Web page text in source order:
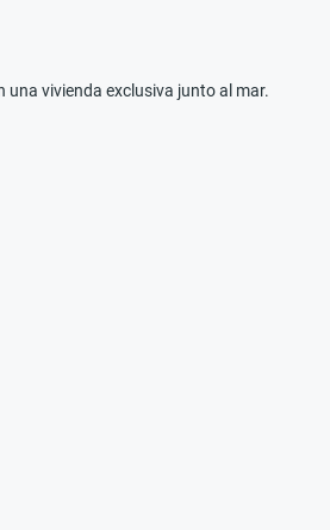
vivienda exclusiva junto al mar.